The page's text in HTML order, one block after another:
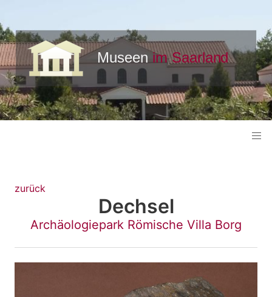
zurück
Dechsel
Archäologiepark Römische Villa Borg